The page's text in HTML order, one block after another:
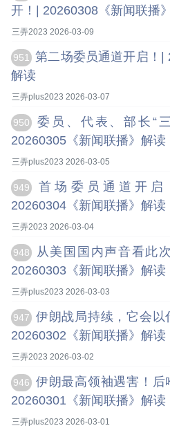
开！| 20260308《新闻联播
三弄2023 2026-03-09
951
第二场委员通道开启！|
解读
三弄plus2023 2026-03-07
950
委员、代表、部长“
20260305《新闻联播》解读
三弄plus2023 2026-03-05
949
首场委员通道开启
20260304《新闻联播》解读
三弄2023 2026-03-04
948
从美国国内声音看此
20260303《新闻联播》解读
三弄plus2023 2026-03-03
947
伊朗战局持续，它会以
20260302《新闻联播》解读
三弄2023 2026-03-02
946
伊朗最高领袖遇害！后
20260301《新闻联播》解读
三弄plus2023 2026-03-01